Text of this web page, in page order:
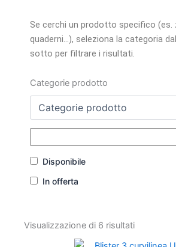
Se cerchi un prodotto specifico (es.
quaderni…), seleziona la categoria
sotto per filtrare i risultati.
Categorie prodotto
Disponibile
In offerta
Visualizzazione di 6 risultati